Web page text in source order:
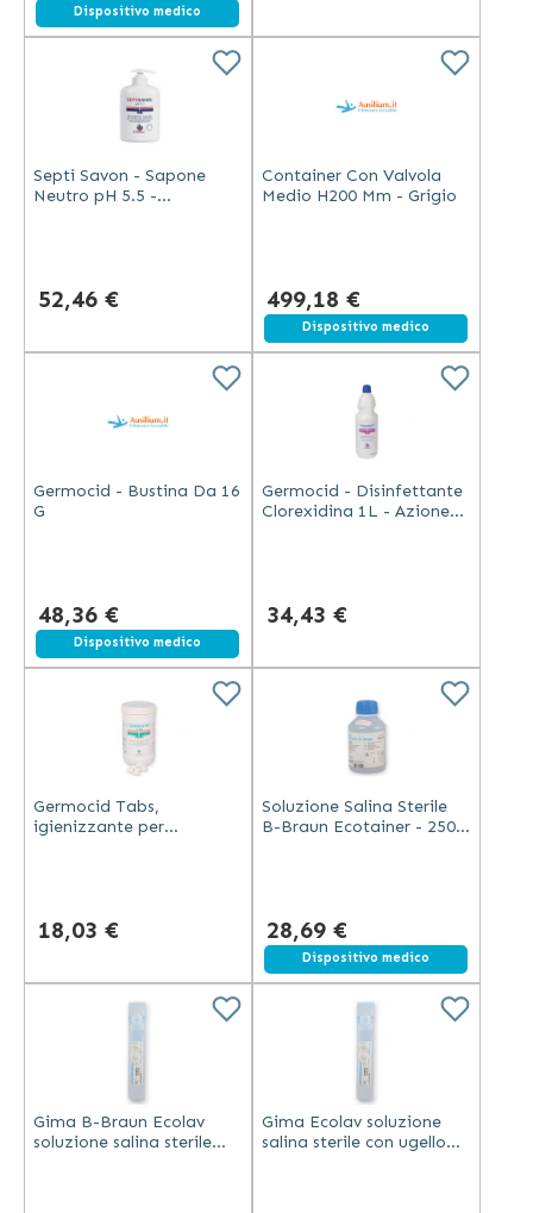
Dispositivo medico
Septi Savon - Sapone
Neutro pH 5.5 -
52,46 €
Container Con Valvola
Medio H200 Mm - Grigio
499,18 €
Spedizione gratuita
Dispositivo medico
Germocid - Bustina Da 16
G
48,36 €
Dispositivo medico
Germocid - Disinfettante
Clorexidina 1L - Azione
34,43 €
Germocid Tabs,
igienizzante per
18,03 €
Soluzione Salina Sterile
B-Braun Ecotainer - 250
28,69 €
Dispositivo medico
Gima B-Braun Ecolav
soluzione salina sterile
Gima Ecolav soluzione
salina sterile con ugello